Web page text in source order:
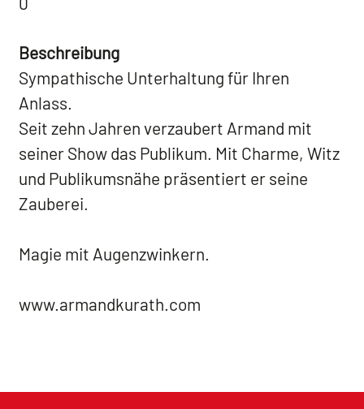
Beschreibung
Sympathische Unterhaltung für Ihren
Anlass.
Seit zehn Jahren verzaubert Armand mit
seiner Show das Publikum. Mit Charme, Witz
und Publikumsnähe präsentiert er seine
Zauberei.
Magie mit Augenzwinkern.
www.armandkurath.com